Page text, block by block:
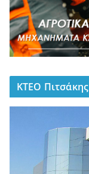
ΚΤΕΟ Πιτσάκης